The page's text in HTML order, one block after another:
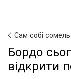
Сам собі
Бордо
відкрити